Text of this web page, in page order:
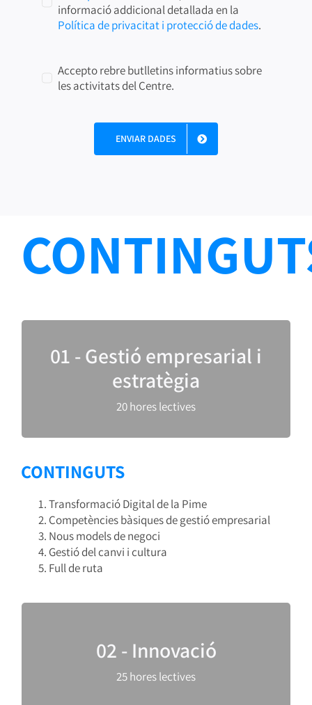
informació addicional detallada en la
Política de privacitat i protecció de dades.
Accepto rebre butlletins informatius sobre
les activitats del Centre.
ENVIAR DADES
01 - Gestió empresarial i
estratègia
20 hores lectives
Com les empreses poden abordar el repte de la
transformació digital? Competències bàsiques
de gestió empresarial, nous models de negoci i
com gestionar el canvi i la cultura dins de
l’empresa.
CONTINGUTS
Transformació Digital de la Pime
Competències bàsiques de gestió empresarial
Nous models de negoci
Gestió del canvi i cultura
Full de ruta
02 - Innovació
25 hores lectives
com a elements clau de la transformació digital.
Es presenten metodologies àgils i eines digitals
per treballar col·laborativament i impulsar la